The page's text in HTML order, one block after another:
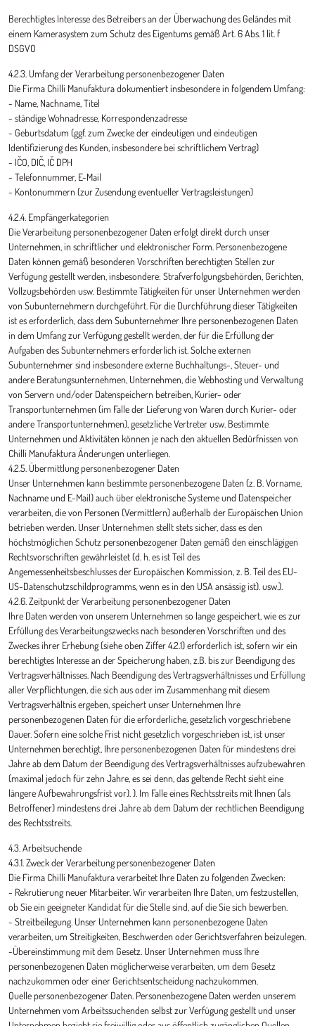
Berechtigtes Interesse des Betreibers an der Überwachung des Geländes mit
einem Kamerasystem zum Schutz des Eigentums gemäß Art. 6 Abs. 1 lit. f
DSGVO
4.2.3. Umfang der Verarbeitung personenbezogener Daten
Die Firma Chilli Manufaktura dokumentiert insbesondere in folgendem Umfang:
- Name, Nachname, Titel
- ständige Wohnadresse, Korrespondenzadresse
- Geburtsdatum (ggf. zum Zwecke der eindeutigen und eindeutigen
Identifizierung des Kunden, insbesondere bei schriftlichem Vertrag)
- IČO, DIČ, IČ DPH
- Telefonnummer, E-Mail
- Kontonummern (zur Zusendung eventueller Vertragsleistungen)
4.2.4. Empfängerkategorien
Die Verarbeitung personenbezogener Daten erfolgt direkt durch unser
Unternehmen, in schriftlicher und elektronischer Form. Personenbezogene
Daten können gemäß besonderen Vorschriften berechtigten Stellen zur
Verfügung gestellt werden, insbesondere: Strafverfolgungsbehörden, Gerichten,
Vollzugsbehörden usw. Bestimmte Tätigkeiten für unser Unternehmen werden
von Subunternehmern durchgeführt. Für die Durchführung dieser Tätigkeiten
ist es erforderlich, dass dem Subunternehmer Ihre personenbezogenen Daten
in dem Umfang zur Verfügung gestellt werden, der für die Erfüllung der
Aufgaben des Subunternehmers erforderlich ist. Solche externen
Subunternehmer sind insbesondere externe Buchhaltungs-, Steuer- und
andere Beratungsunternehmen, Unternehmen, die Webhosting und Verwaltung
von Servern und/oder Datenspeichern betreiben, Kurier- oder
Transportunternehmen (im Falle der Lieferung von Waren durch Kurier- oder
andere Transportunternehmen), gesetzliche Vertreter usw. Bestimmte
Unternehmen und Aktivitäten können je nach den aktuellen Bedürfnissen von
Chilli Manufaktura Änderungen unterliegen.
4.2.5. Übermittlung personenbezogener Daten
Unser Unternehmen kann bestimmte personenbezogene Daten (z. B. Vorname,
Nachname und E-Mail) auch über elektronische Systeme und Datenspeicher
verarbeiten, die von Personen (Vermittlern) außerhalb der Europäischen Union
betrieben werden. Unser Unternehmen stellt stets sicher, dass es den
höchstmöglichen Schutz personenbezogener Daten gemäß den einschlägigen
Rechtsvorschriften gewährleistet (d. h. es ist Teil des
Angemessenheitsbeschlusses der Europäischen Kommission, z. B. Teil des EU-
US-Datenschutzschildprogramms, wenn es in den USA ansässig ist). usw.).
4.2.6. Zeitpunkt der Verarbeitung personenbezogener Daten
Ihre Daten werden von unserem Unternehmen so lange gespeichert, wie es zur
Erfüllung des Verarbeitungszwecks nach besonderen Vorschriften und des
Zweckes ihrer Erhebung (siehe oben Ziffer 4.2.1) erforderlich ist, sofern wir ein
berechtigtes Interesse an der Speicherung haben, z.B. bis zur Beendigung des
Vertragsverhältnisses. Nach Beendigung des Vertragsverhältnisses und Erfüllung
aller Verpflichtungen, die sich aus oder im Zusammenhang mit diesem
Vertragsverhältnis ergeben, speichert unser Unternehmen Ihre
personenbezogenen Daten für die erforderliche, gesetzlich vorgeschriebene
Dauer. Sofern eine solche Frist nicht gesetzlich vorgeschrieben ist, ist unser
Unternehmen berechtigt, Ihre personenbezogenen Daten für mindestens drei
Jahre ab dem Datum der Beendigung des Vertragsverhältnisses aufzubewahren
(maximal jedoch für zehn Jahre, es sei denn, das geltende Recht sieht eine
längere Aufbewahrungsfrist vor). ). Im Falle eines Rechtsstreits mit Ihnen (als
Betroffener) mindestens drei Jahre ab dem Datum der rechtlichen Beendigung
des Rechtsstreits.
4.3. Arbeitsuchende
4.3.1. Zweck der Verarbeitung personenbezogener Daten
Die Firma Chilli Manufaktura verarbeitet Ihre Daten zu folgenden Zwecken:
- Rekrutierung neuer Mitarbeiter. Wir verarbeiten Ihre Daten, um festzustellen,
ob Sie ein geeigneter Kandidat für die Stelle sind, auf die Sie sich bewerben.
- Streitbeilegung. Unser Unternehmen kann personenbezogene Daten
verarbeiten, um Streitigkeiten, Beschwerden oder Gerichtsverfahren beizulegen.
-Übereinstimmung mit dem Gesetz. Unser Unternehmen muss Ihre
personenbezogenen Daten möglicherweise verarbeiten, um dem Gesetz
nachzukommen oder einer Gerichtsentscheidung nachzukommen.
Quelle personenbezogener Daten. Personenbezogene Daten werden unserem
Unternehmen vom Arbeitssuchenden selbst zur Verfügung gestellt und unser